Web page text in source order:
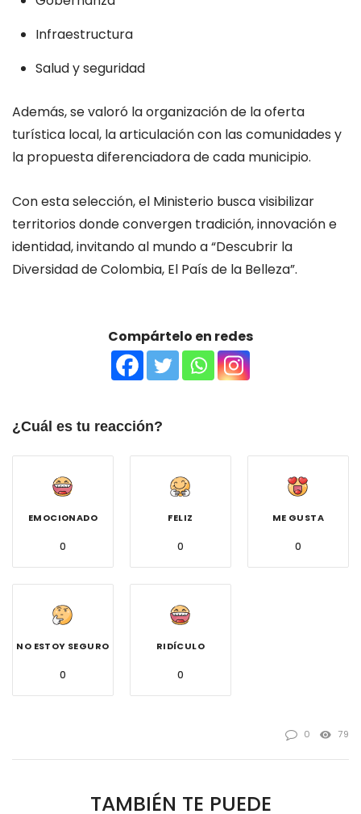
Infraestructura
Salud y seguridad
Además, se valoró la organización de la oferta
turística local, la articulación con las comunidades y
la propuesta diferenciadora de cada municipio.
Con esta selección, el Ministerio busca visibilizar
territorios donde convergen tradición, innovación e
identidad, invitando al mundo a “Descubrir la
Diversidad de Colombia, El País de la Belleza”.
Compártelo en redes
¿Cuál es tu reacción?
EMOCIONADO
0
FELIZ
0
ME GUSTA
0
NO ESTOY SEGURO
0
RIDÍCULO
0
0 79
TAMBIÉN TE PUEDE